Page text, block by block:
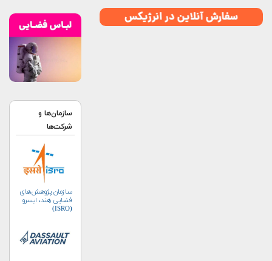
سازمان‌ها و
شرکت‌ها
سازمان پژوهش‌های
فضایی هند، ایسرو
(ISRO)